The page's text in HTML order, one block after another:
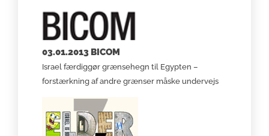
03.01.2013 BICOM
Israel færdiggør grænsehegn til Egypten –
forstærkning af andre grænser måske undervejs